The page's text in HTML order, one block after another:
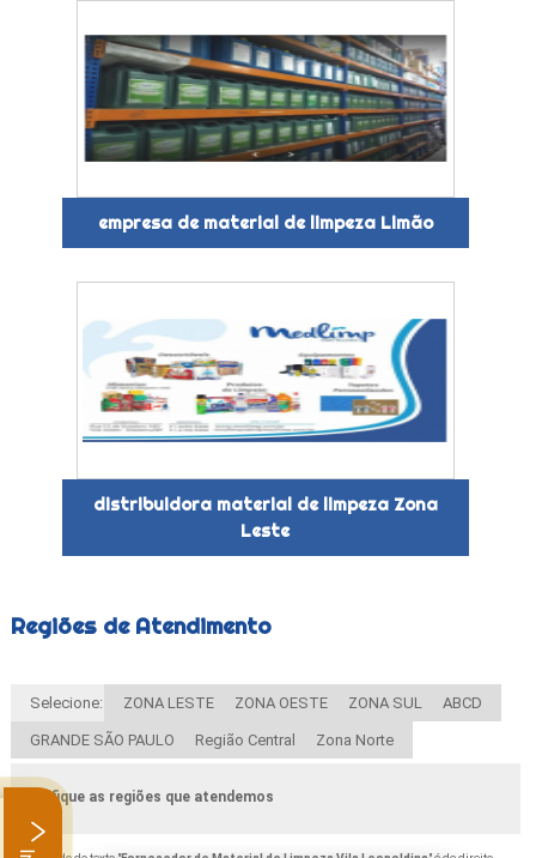
empresa de material de limpeza Limão
distribuidora material de limpeza Zona
Leste
Regiões de Atendimento
Selecione: ZONA LESTE ZONA OESTE ZONA SUL ABCD
GRANDE SÃO PAULO Região Central Zona Norte
Verifique as regiões que atendemos